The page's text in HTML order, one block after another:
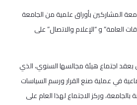
المشاركين بأوراق علمية من الجامعة
العامة” و “الإعلام والاتصال” على
بعقد اجتماع هيئة مجالسها السنوي، الذي
في عملية صنع القرار ورسم السياسات
وركز الاجتماع لهذا العام على